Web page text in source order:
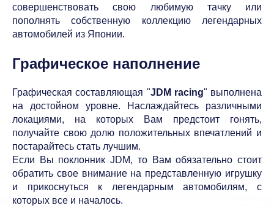
совершенствовать свою любимую тачку или
пополнять собственную коллекцию легендарных
автомобилей из Японии.
Графическое наполнение
Графическая составляющая "JDM racing" выполнена
на достойном уровне. Наслаждайтесь различными
локациями, на которых Вам предстоит гонять,
получайте свою долю положительных впечатлений и
постарайтесь стать лучшим.
Если Вы поклонник JDM, то Вам обязательно стоит
обратить свое внимание на представленную игрушку
и прикоснуться к легендарным автомобилям, с
которых все и началось.